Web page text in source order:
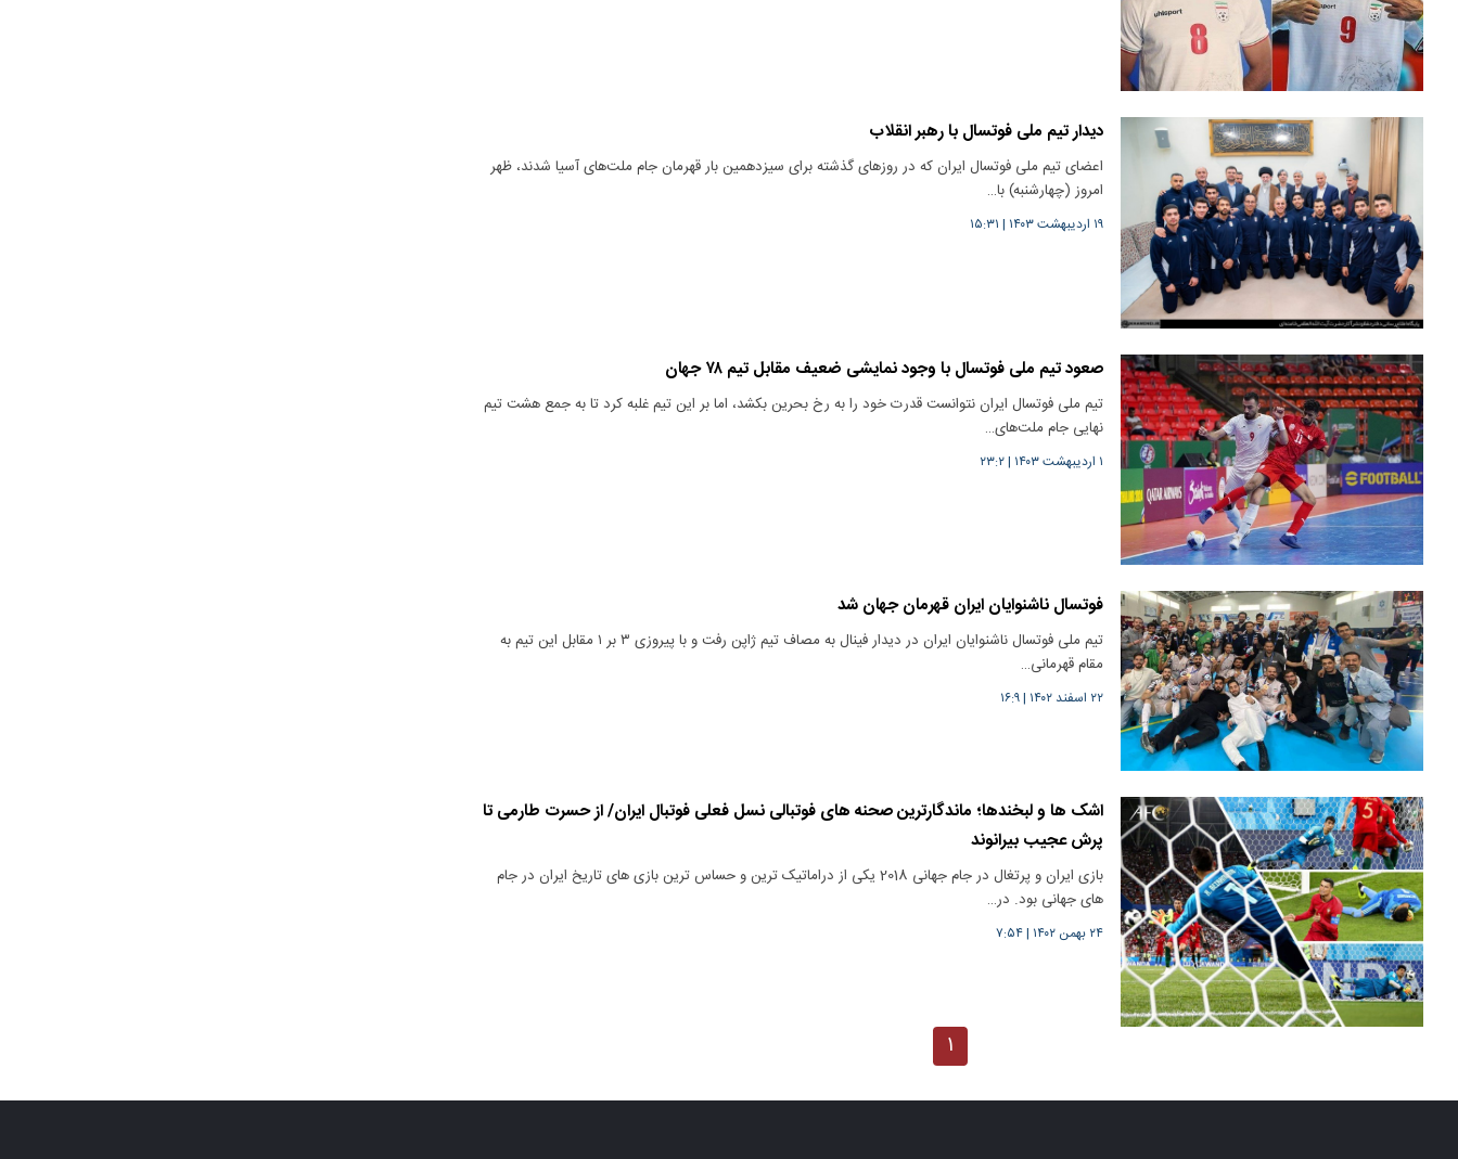
دیدار تیم ملی فوتسال با رهبر انقلاب
اعضای تیم ملی فوتسال ایران که در روزهای گذشته برای سیزدهمین بار قهرمان جام ملت‌های آسیا شدند، ظهر
امروز (چهارشنبه) با…
۱۹ اردیبهشت ۱۴۰۳ | ۱۵:۳۱
صعود تیم ملی فوتسال با وجود نمایشی ضعیف مقابل تیم ۷۸ جهان
تیم ملی فوتسال ایران نتوانست قدرت خود را به رخ بحرین بکشد، اما بر این تیم غلبه کرد تا به جمع هشت تیم
نهایی جام ملت‌های…
۱ اردیبهشت ۱۴۰۳ |۲۳:۲
فوتسال ناشنوایان ایران قهرمان جهان شد
تیم ملی فوتسال ناشنوایان ایران در دیدار فینال به مصاف تیم ژاپن رفت و با پیروزی ۳ بر ۱ مقابل این تیم به
مقام قهرمانی…
۲۲ اسفند ۱۴۰۲ |۱۶:۹
اشک ها و لبخندها؛ ماندگارترین صحنه های فوتبالی نسل فعلی فوتبال ایران/ از حسرت طارمی تا
پرش عجیب بیرانوند
بازی ایران و پرتغال در جام جهانی 2018 یکی از دراماتیک ترین و حساس ترین بازی های تاریخ ایران در جام
های جهانی بود. در…
۲۴ بهمن ۱۴۰۲ |۷:۵۴
۱